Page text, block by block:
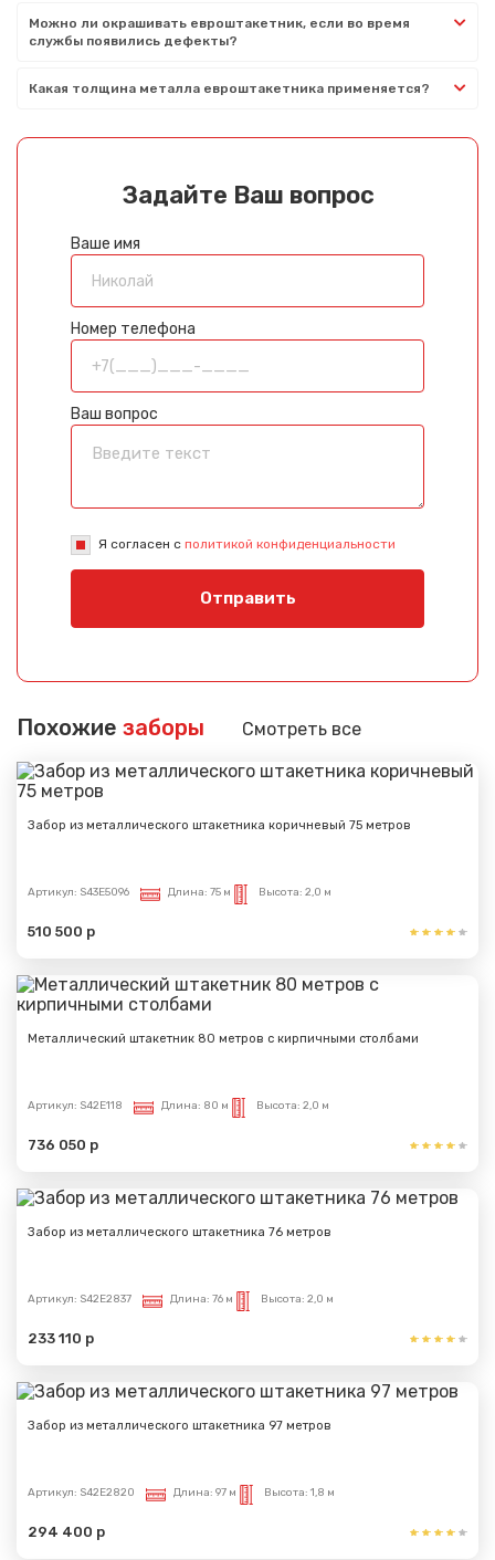
Можно ли окрашивать евроштакетник, если во время
службы появились дефекты?
Какая толщина металла евроштакетника применяется?
Задайте Ваш вопрос
Ваше имя
Номер телефона
Ваш вопрос
Я согласен с политикой конфиденциальности
Отправить
Похожие заборы Смотреть все
Забор из металлического штакетника коричневый 75 метров
Артикул: S43E5096 Длина: 75 м Высота: 2,0 м
510 500 р
Металлический штакетник 80 метров с кирпичными столбами
Артикул: S42E118 Длина: 80 м Высота: 2,0 м
736 050 р
Забор из металлического штакетника 76 метров
Артикул: S42E2837 Длина: 76 м Высота: 2,0 м
233 110 р
Забор из металлического штакетника 97 метров
Артикул: S42E2820 Длина: 97 м Высота: 1,8 м
294 400 р